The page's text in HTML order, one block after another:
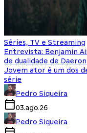
Séries, TV e Streaming
Entrevista: Benjamin
de dualidade de
Jovem ator é um dos
série
Pedro Siqueira
03.ago.26
Pedro Siqueira